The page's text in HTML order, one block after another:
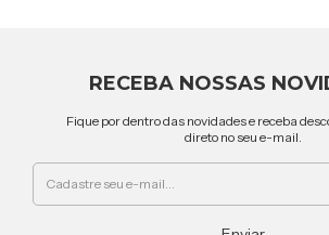
RECEBA NOSSAS
Fique por dentro das novidades e receba
direto no seu e-mail.